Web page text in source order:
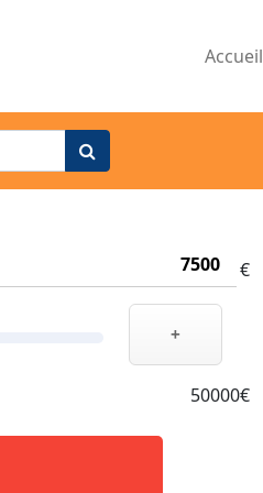
Accueil
€
+
50000€